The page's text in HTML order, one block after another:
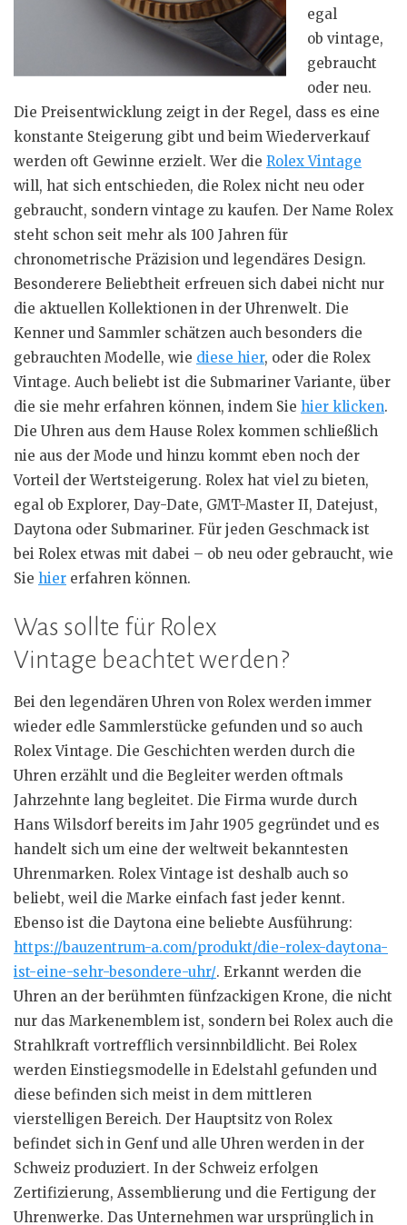
egal
ob vintage,
gebraucht
oder neu.
Die Preisentwicklung zeigt in der Regel, dass es eine
konstante Steigerung gibt und beim Wiederverkauf
werden oft Gewinne erzielt. Wer die Rolex Vintage
will, hat sich entschieden, die Rolex nicht neu oder
gebraucht, sondern vintage zu kaufen. Der Name Rolex
steht schon seit mehr als 100 Jahren für
chronometrische Präzision und legendäres Design.
Besonderere Beliebtheit erfreuen sich dabei nicht nur
die aktuellen Kollektionen in der Uhrenwelt. Die
Kenner und Sammler schätzen auch besonders die
gebrauchten Modelle, wie diese hier, oder die Rolex
Vintage. Auch beliebt ist die Submariner Variante, über
die sie mehr erfahren können, indem Sie hier klicken.
Die Uhren aus dem Hause Rolex kommen schließlich
nie aus der Mode und hinzu kommt eben noch der
Vorteil der Wertsteigerung. Rolex hat viel zu bieten,
egal ob Explorer, Day-Date, GMT-Master II, Datejust,
Daytona oder Submariner. Für jeden Geschmack ist
bei Rolex etwas mit dabei – ob neu oder gebraucht, wie
Sie hier erfahren können.
Was sollte für Rolex
Vintage beachtet werden?
Bei den legendären Uhren von Rolex werden immer
wieder edle Sammlerstücke gefunden und so auch
Rolex Vintage. Die Geschichten werden durch die
Uhren erzählt und die Begleiter werden oftmals
Jahrzehnte lang begleitet. Die Firma wurde durch
Hans Wilsdorf bereits im Jahr 1905 gegründet und es
handelt sich um eine der weltweit bekanntesten
Uhrenmarken. Rolex Vintage ist deshalb auch so
beliebt, weil die Marke einfach fast jeder kennt.
Ebenso ist die Daytona eine beliebte Ausführung:
https://bauzentrum-a.com/produkt/die-rolex-daytona-
ist-eine-sehr-besondere-uhr/. Erkannt werden die
Uhren an der berühmten fünfzackigen Krone, die nicht
nur das Markenemblem ist, sondern bei Rolex auch die
Strahlkraft vortrefflich versinnbildlicht. Bei Rolex
werden Einstiegsmodelle in Edelstahl gefunden und
diese befinden sich meist in dem mittleren
vierstelligen Bereich. Der Hauptsitz von Rolex
befindet sich in Genf und alle Uhren werden in der
Schweiz produziert. In der Schweiz erfolgen
Zertifizierung, Assemblierung und die Fertigung der
Uhrenwerke. Das Unternehmen war ursprünglich in